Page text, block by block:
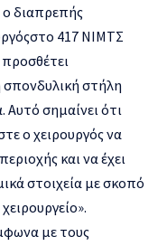
ο διαπρεπής
417 ΝΙΜΤΣ
προσθέτει
σπονδυλική στήλη
Αυτό σημαίνει ότι
ο χειρουργός να
και να έχει
στοιχεία με σκοπό
με τους